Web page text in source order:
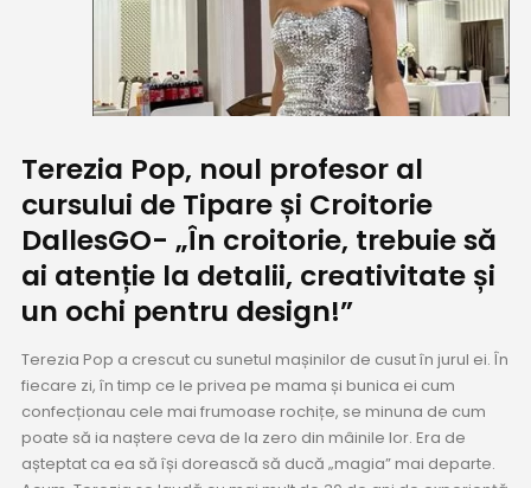
Terezia Pop, noul profesor al
cursului de Tipare și Croitorie
DallesGO- „În croitorie, trebuie să
ai atenție la detalii, creativitate și
un ochi pentru design!”
Terezia Pop a crescut cu sunetul mașinilor de cusut în jurul ei. În
fiecare zi, în timp ce le privea pe mama și bunica ei cum
confecționau cele mai frumoase rochițe, se minuna de cum
poate să ia naștere ceva de la zero din mâinile lor. Era de
așteptat ca ea să își dorească să ducă „magia” mai departe.